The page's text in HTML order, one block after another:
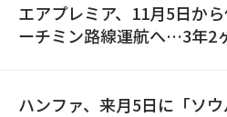
エアプレミア、11月5日か
ーチミン路線運航へ…3年2
ハンファ、来月5日に「ソ